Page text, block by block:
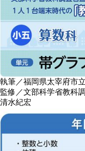
執筆／福岡県太宰府市
監修／文部科学省教科
清水紀宏